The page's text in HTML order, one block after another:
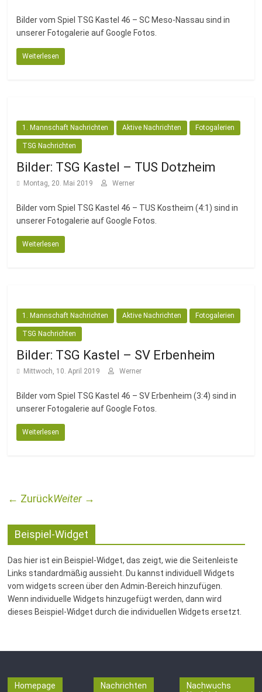
Bilder vom Spiel TSG Kastel 46 – SC Meso-Nassau sind in
unserer Fotogalerie auf Google Fotos.
Weiterlesen
1. Mannschaft Nachrichten Aktive Nachrichten Fotogalerien
TSG Nachrichten
Bilder: TSG Kastel – TUS Dotzheim
Montag, 20. Mai 2019 Werner
Bilder vom Spiel TSG Kastel 46 – TUS Kostheim (4:1) sind in
unserer Fotogalerie auf Google Fotos.
Weiterlesen
1. Mannschaft Nachrichten Aktive Nachrichten Fotogalerien
TSG Nachrichten
Bilder: TSG Kastel – SV Erbenheim
Mittwoch, 10. April 2019 Werner
Bilder vom Spiel TSG Kastel 46 – SV Erbenheim (3:4) sind in
unserer Fotogalerie auf Google Fotos.
Weiterlesen
← ZurückWeiter →
Beispiel-Widget
Das hier ist ein Beispiel-Widget, das zeigt, wie die Seitenleiste
Links standardmäßig aussieht. Du kannst individuell Widgets
vom widgets screen über den Admin-Bereich hinzufügen.
Wenn individuelle Widgets hinzugefügt werden, dann wird
dieses Beispiel-Widget durch die individuellen Widgets ersetzt.
Homepage Nachrichten
Nachwuchs